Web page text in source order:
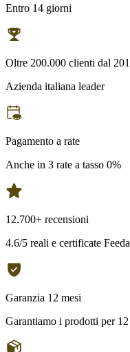
Entro 14 giorni
Oltre 200.000 clienti dal
Azienda italiana leader
Pagamento a rate
Anche in 3 rate a tasso 0%
12.700+ recensioni
4.6/5 reali e certificate
Garanzia 12 mesi
Garantiamo i prodotti per 12